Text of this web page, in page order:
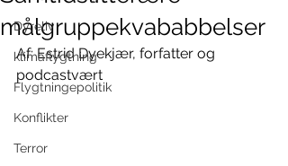
Dyreliv
klimaflygtning
Flygtningepolitik
Konflikter
Terror
målgruppekvababbelser
Af: Estrid Dyekjær, forfatter og
podcastvært